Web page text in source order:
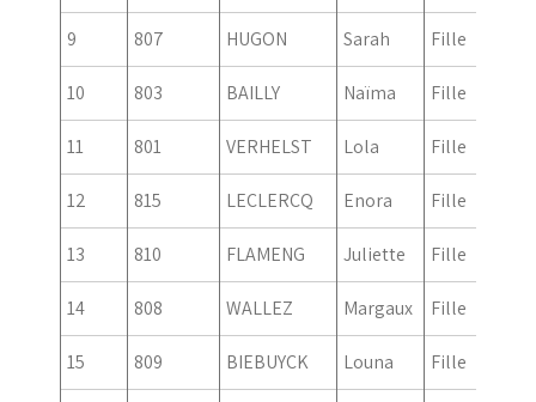
9 807 HUGON Sarah Fille
10 803 BAILLY Naïma Fille
11 801 VERHELST Lola Fille
12 815 LECLERCQ Enora Fille
13 810 FLAMENG Juliette Fille
14 808 WALLEZ Margaux Fille
15 809 BIEBUYCK Louna Fille